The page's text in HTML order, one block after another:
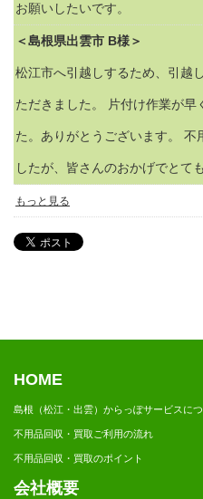
お願いしたいです。
＜島根県出雲市 B様＞
松江市へ引越しするため、引越
ただきました。 片付け作業が早
た。ありがとうございます。 不
したが、皆さんのおかげでとて
もっと見る
HOME
島根（松江・出雲）からっぽサービスに
不用品回収・買取ご利用の流れ
不用品回収・買取のポイント
会社概要